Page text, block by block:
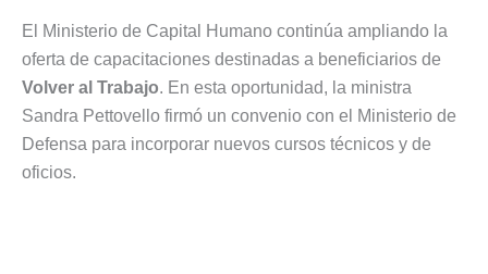
El Ministerio de Capital Humano continúa ampliando la
oferta de capacitaciones destinadas a beneficiarios de
Volver al Trabajo. En esta oportunidad, la ministra
Sandra Pettovello firmó un convenio con el Ministerio de
Defensa para incorporar nuevos cursos técnicos y de
oficios.